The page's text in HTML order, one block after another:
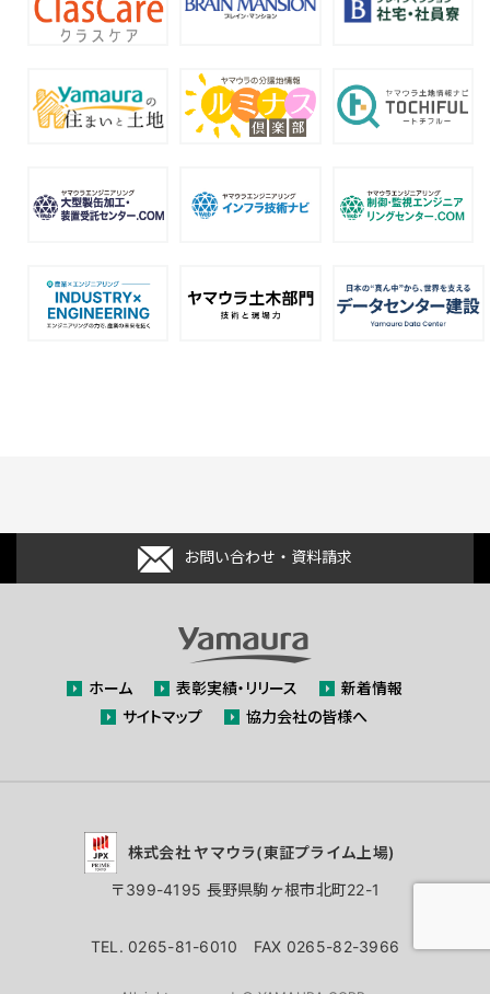
お問い合わせ・資料請求
ホーム 表彰実績・リリース
新着情報
サイトマップ
協力会社の皆様へ
株式会社 ヤマウラ(東証プライム上場)
〒399-4195 長野県駒ヶ根市北町22-1
TEL. 0265-81-6010 FAX 0265-82-3966